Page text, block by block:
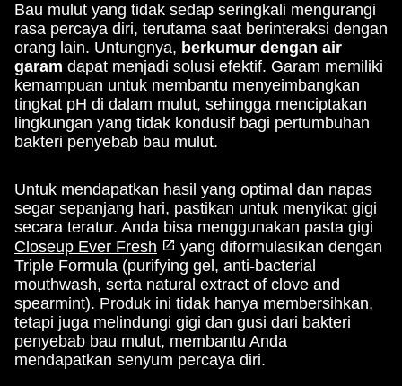
Bau mulut yang tidak sedap seringkali mengurangi
rasa percaya diri, terutama saat berinteraksi dengan
orang lain. Untungnya, berkumur dengan air
garam dapat menjadi solusi efektif. Garam memiliki
kemampuan untuk membantu menyeimbangkan
tingkat pH di dalam mulut, sehingga menciptakan
lingkungan yang tidak kondusif bagi pertumbuhan
bakteri penyebab bau mulut.
Untuk mendapatkan hasil yang optimal dan napas
segar sepanjang hari, pastikan untuk menyikat gigi
secara teratur. Anda bisa menggunakan pasta gigi
Closeup Ever Fresh
yang diformulasikan dengan
Triple Formula (purifying gel, anti-bacterial
mouthwash, serta natural extract of clove and
spearmint). Produk ini tidak hanya membersihkan,
tetapi juga melindungi gigi dan gusi dari bakteri
penyebab bau mulut, membantu Anda
mendapatkan senyum percaya diri.